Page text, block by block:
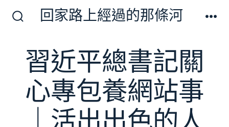
切
換
回家路上經過的那條河
習近平總書記關
心專包養網站事